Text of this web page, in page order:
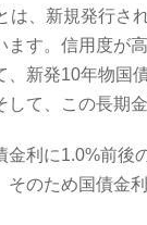
は、新規発行さ
ます。信用度が
、新発10年物国
して、この長期
金利に1.0%前後
そのため国債金